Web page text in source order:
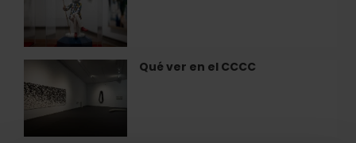
Iluziona
colección
de
Avelino
en
València
Qué ver en el CCCC
ver
en
el
CCCC